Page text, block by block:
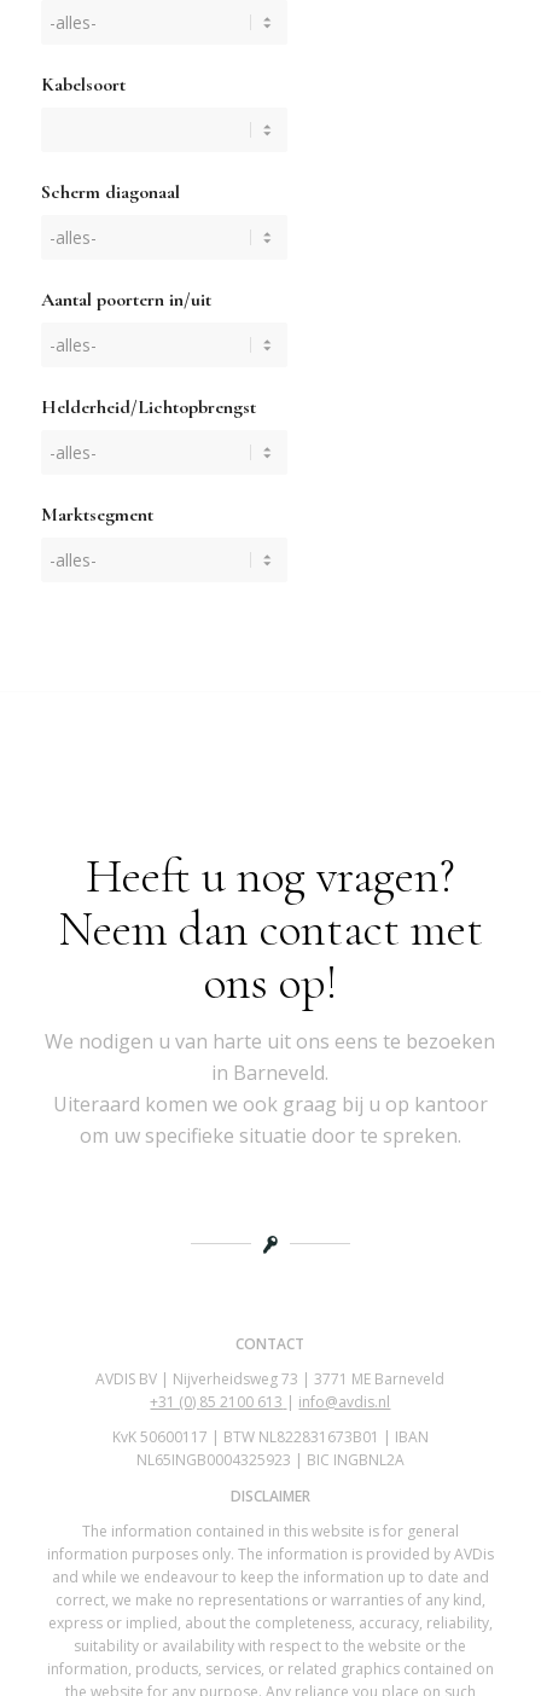
Kabelsoort
Scherm diagonaal
Aantal poortern in/uit
Helderheid/Lichtopbrengst
Marktsegment
Heeft u nog vragen?
Neem dan contact met
ons op!
We nodigen u van harte uit ons eens te bezoeken
in Barneveld.
Uiteraard komen we ook graag bij u op kantoor
om uw specifieke situatie door te spreken.
CONTACT
AVDIS BV | Nijverheidsweg 73 | 3771 ME Barneveld
+31 (0) 85 2100 613 | info@avdis.nl
KvK 50600117 | BTW NL822831673B01 | IBAN
NL65INGB0004325923 | BIC INGBNL2A
DISCLAIMER
The information contained in this website is for general
information purposes only. The information is provided by AVDis
and while we endeavour to keep the information up to date and
correct, we make no representations or warranties of any kind,
express or implied, about the completeness, accuracy, reliability,
suitability or availability with respect to the website or the
information, products, services, or related graphics contained on
the website for any purpose. Any reliance you place on such